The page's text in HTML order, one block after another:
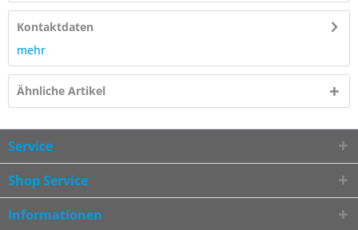
Kontaktdaten
mehr
Ähnliche Artikel
Service
Shop Service
Informationen